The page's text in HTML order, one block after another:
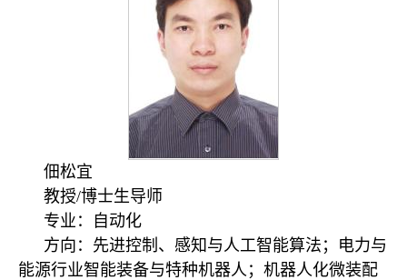
佃松宜
教授/博士生导师
专业：自动化
方向：先进控制、感知与人工智能算法；电力与
能源行业智能装备与特种机器人；机器人化微装配